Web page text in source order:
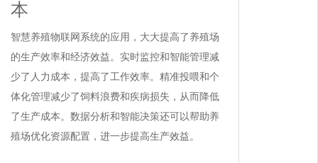
本
智慧养殖物联网系统的应用，大大提高了养殖场
的生产效率和经济效益。实时监控和智能管理减
少了人力成本，提高了工作效率。精准投喂和个
体化管理减少了饲料浪费和疾病损失，从而降低
了生产成本。数据分析和智能决策还可以帮助养
殖场优化资源配置，进一步提高生产效益。